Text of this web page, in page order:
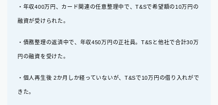
・年収400万円、カード関連の任意整理中で、T&Sで希望額の10万円の
融資が受けられた。
・債務整理の返済中で、年収450万円の正社員。T&Sと他社で合計30万
円の融資を受けた。
・個人再生後 2か月しか経っていないが、T&Sで10万円の借り入れがで
きた。